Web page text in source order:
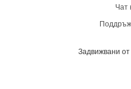
Чат
Задвижвани от